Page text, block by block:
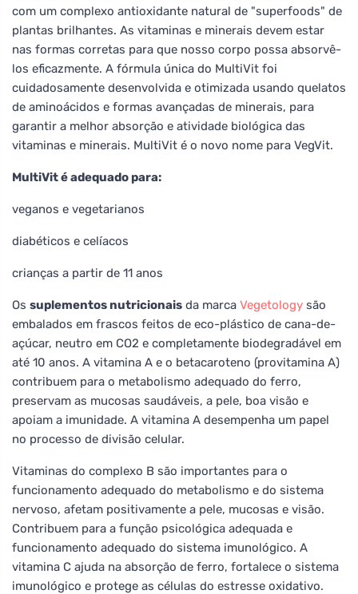
com um complexo antioxidante natural de "superfoods" de
plantas brilhantes. As vitaminas e minerais devem estar
nas formas corretas para que nosso corpo possa absorvê-
los eficazmente. A fórmula única do MultiVit foi
cuidadosamente desenvolvida e otimizada usando quelatos
de aminoácidos e formas avançadas de minerais, para
garantir a melhor absorção e atividade biológica das
vitaminas e minerais. MultiVit é o novo nome para VegVit.
MultiVit é adequado para:
veganos e vegetarianos
diabéticos e celíacos
crianças a partir de 11 anos
Os suplementos nutricionais da marca Vegetology são
embalados em frascos feitos de eco-plástico de cana-de-
açúcar, neutro em CO2 e completamente biodegradável em
até 10 anos. A vitamina A e o betacaroteno (provitamina A)
contribuem para o metabolismo adequado do ferro,
preservam as mucosas saudáveis, a pele, boa visão e
apoiam a imunidade. A vitamina A desempenha um papel
no processo de divisão celular.
Vitaminas do complexo B são importantes para o
funcionamento adequado do metabolismo e do sistema
nervoso, afetam positivamente a pele, mucosas e visão.
Contribuem para a função psicológica adequada e
funcionamento adequado do sistema imunológico. A
vitamina C ajuda na absorção de ferro, fortalece o sistema
imunológico e protege as células do estresse oxidativo.